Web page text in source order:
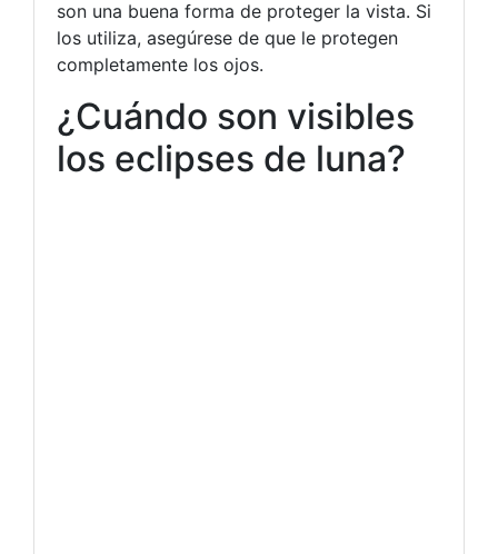
son una buena forma de proteger la vista. Si
los utiliza, asegúrese de que le protegen
completamente los ojos.
¿Cuándo son visibles
los eclipses de luna?